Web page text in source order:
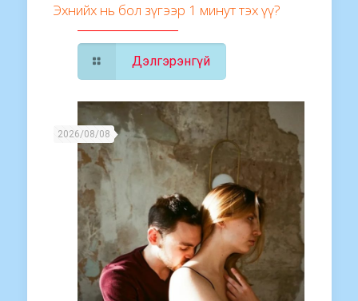
Эхнийх нь бол зүгээр 1 минут тэх үү?
Дэлгэрэнгүй
2026/08/08